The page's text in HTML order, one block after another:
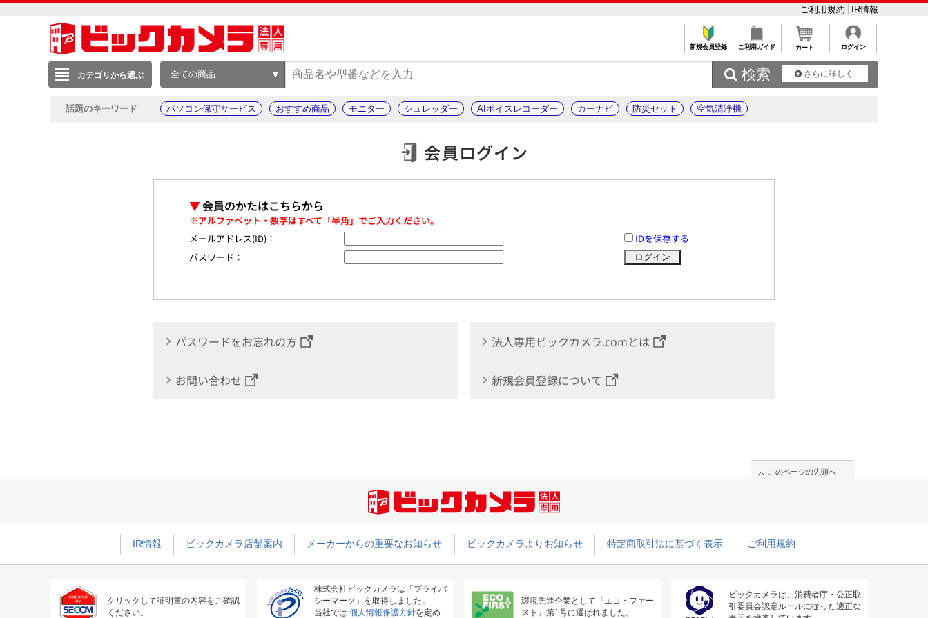
ご利用規約 IR情報
新規会員登録 ご利用ガイド カート ログイン
カテゴリから選ぶ 全ての商品  検索 さらに詳しく
話題のキーワード パソコン保守サービス おすすめ商品 モニター シュレッダー AIボイスレコーダー カーナビ 防災セット 空気清浄機
会員ログイン
▼会員のかたはこちらから
※アルファベット・数字はすべて「半角」でご入力ください。
メールアドレス(ID)：
IDを保存する
パスワード：
パスワードをお忘れの方 法人専用ビックカメラ.comとは
お問い合わせ 新規会員登録について
このページの先頭へ
IR情報 ビックカメラ店舗案内 メーカーからの重要なお知らせ ビックカメラよりお知らせ 特定商取引法に基づく表示 ご利用規約
クリックして証明書の内容をご確認
ください。
株式会社ビックカメラは「プライバ
シーマーク」を取得しました。
当社では 個人情報保護方針を定め
環境先進企業として『エコ・ファー
スト』第1号に選ばれました。
ビックカメラは、消費者庁・公正取
引委員会認定ルールに従った適正な